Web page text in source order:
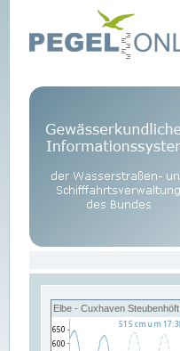
Elbe - Cuxhaven Steubenhöft